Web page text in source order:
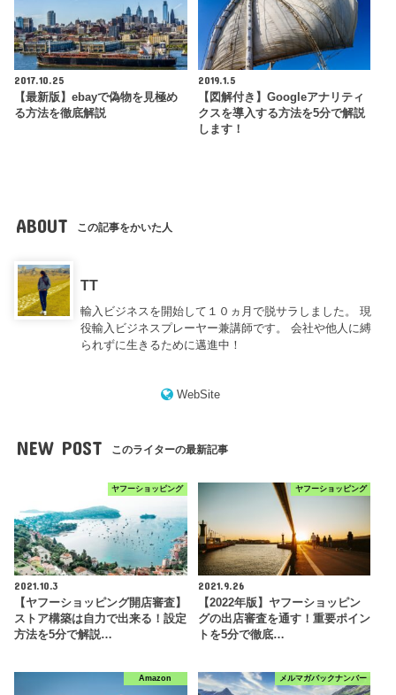
2017.10.25
【最新版】ebayで偽物を見極め
る方法を徹底解説
2019.1.5
【図解付き】Googleアナリティ
クスを導入する方法を5分で解説
します！
ABOUT この記事をかいた人
TT
輸入ビジネスを開始して１０ヵ月で脱サラしました。 現
役輸入ビジネスプレーヤー兼講師です。 会社や他人に縛
られずに生きるために邁進中！
WebSite
NEW POST このライターの最新記事
ヤフーショッピング
2021.10.3
【ヤフーショッピング開店審査】
ストア構築は自力で出来る！設定
方法を5分で解説…
ヤフーショッピング
2021.9.26
【2022年版】ヤフーショッピン
グの出店審査を通す！重要ポイン
トを5分で徹底…
Amazon メルマガバックナンバー